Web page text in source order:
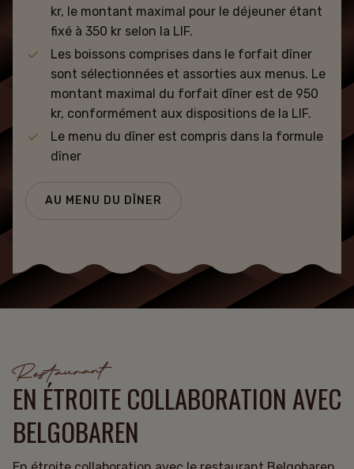
kr, le montant maximal pour le déjeuner étant
fixé à 350 kr selon la LIF.
Les boissons comprises dans le forfait dîner
sont sélectionnées et assorties aux menus. Le
montant maximal du forfait dîner est de 950
kr, conformément aux dispositions de la LIF.
Le menu du dîner est compris dans la formule
dîner
AU MENU DU DÎNER
Restaurant
EN ÉTROITE COLLABORATION AVEC
BELGOBAREN